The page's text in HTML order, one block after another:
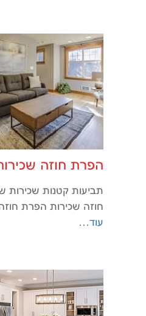
הפרת חוזה
תביעות קטנות שכירות
חוזה שכירות הפרת
עוד…